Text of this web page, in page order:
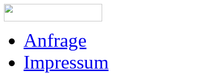
Anfrage
Impressum